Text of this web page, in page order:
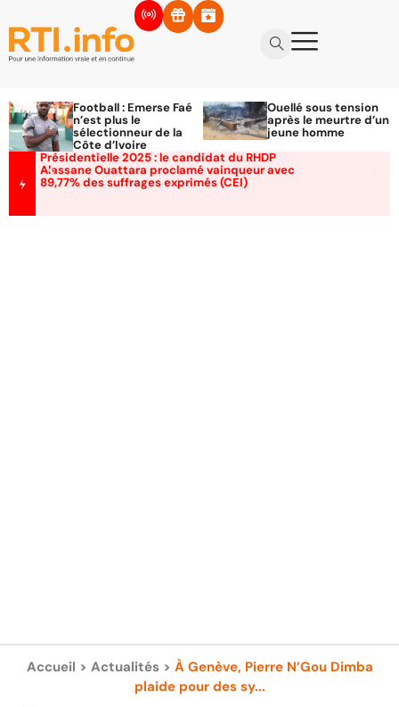
Football : Emerse Faé
n’est plus le
sélectionneur de la
Côte d’Ivoire
Ouellé sous tension
après le meurtre d’un
jeune homme
Présidentielle 2025 : le candidat du RHDP
Alassane Ouattara proclamé vainqueur avec
89,77% des suffrages exprimés (CEI)
Accueil > Actualités> À Genève, Pierre N’Gou Dimba
plaide pour des sy...